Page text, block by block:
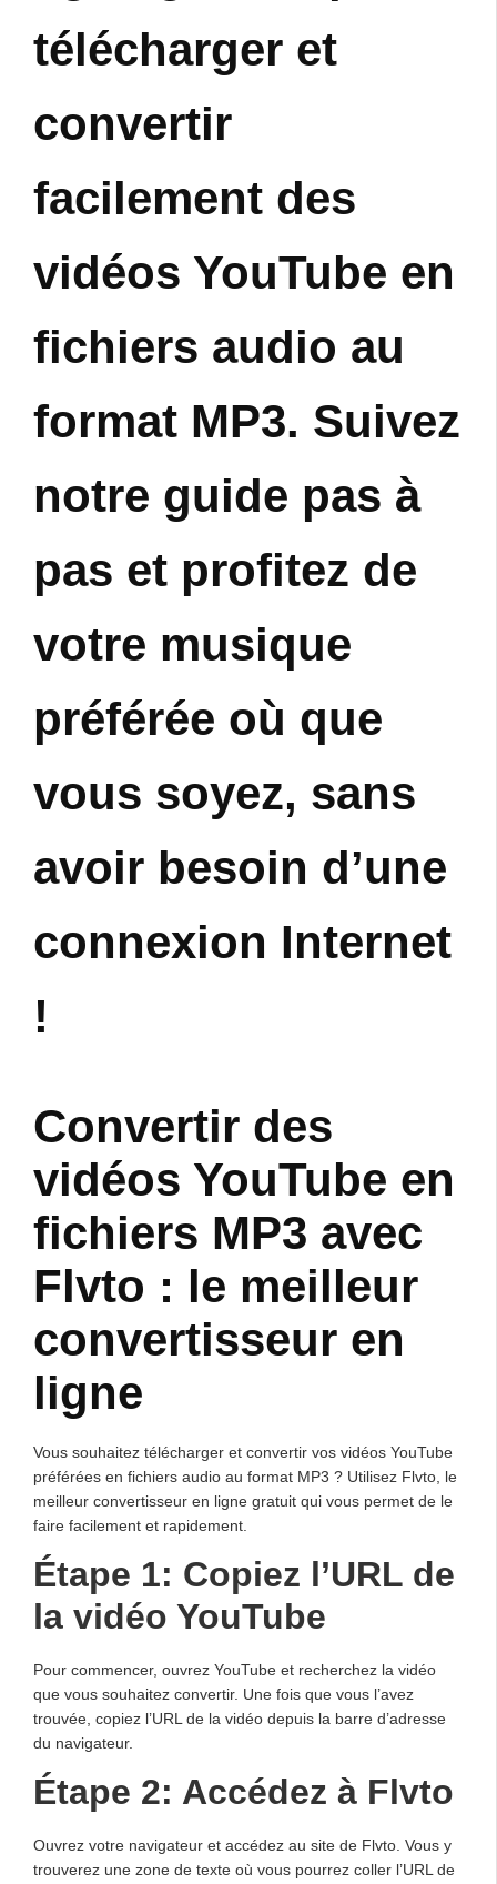
télécharger et
convertir
facilement des
vidéos YouTube en
fichiers audio au
format MP3. Suivez
notre guide pas à
pas et profitez de
votre musique
préférée où que
vous soyez, sans
avoir besoin d’une
connexion Internet
!
Convertir des
vidéos YouTube en
fichiers MP3 avec
Flvto : le meilleur
convertisseur en
ligne
Vous souhaitez télécharger et convertir vos vidéos YouTube
préférées en fichiers audio au format MP3 ? Utilisez Flvto, le
meilleur convertisseur en ligne gratuit qui vous permet de le
faire facilement et rapidement.
Étape 1: Copiez l’URL de
la vidéo YouTube
Pour commencer, ouvrez YouTube et recherchez la vidéo
que vous souhaitez convertir. Une fois que vous l’avez
trouvée, copiez l’URL de la vidéo depuis la barre d’adresse
du navigateur.
Étape 2: Accédez à Flvto
Ouvrez votre navigateur et accédez au site de Flvto. Vous y
trouverez une zone de texte où vous pourrez coller l’URL de